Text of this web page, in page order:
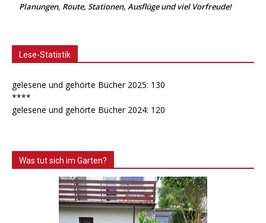
Planungen, Route, Stationen, Ausflüge und viel Vorfreude!
Lese-Statistik
gelesene und gehörte Bücher 2025: 130
****
gelesene und gehörte Bücher 2024: 120
Was tut sich im Garten?